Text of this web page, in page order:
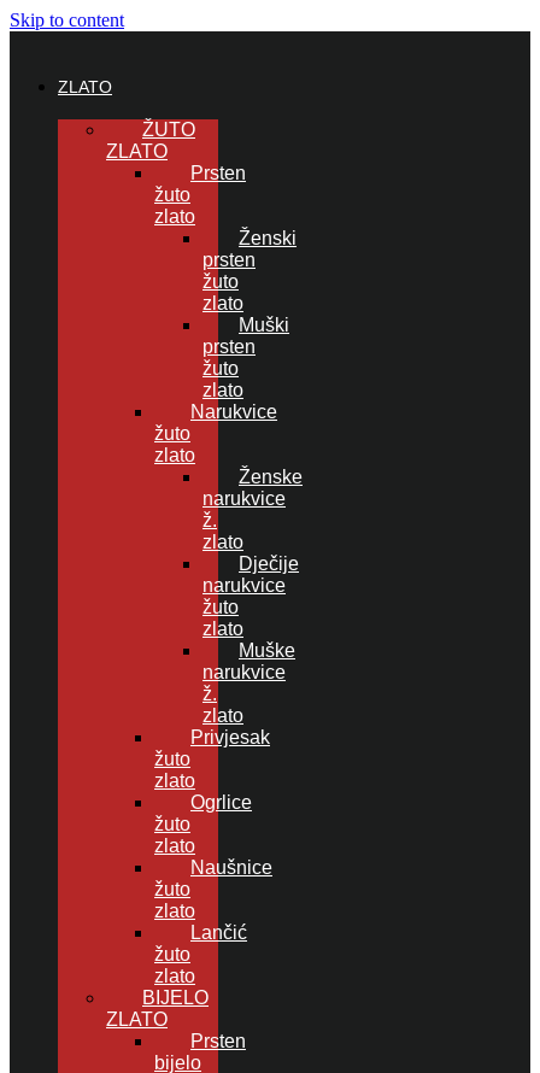
Skip to content
ZLATO
ŽUTO
ZLATO
Prsten
žuto
zlato
Ženski
prsten
žuto
zlato
Muški
prsten
žuto
zlato
Narukvice
žuto
zlato
Ženske
narukvice
ž.
zlato
Dječije
narukvice
žuto
zlato
Muške
narukvice
ž.
zlato
Privjesak
žuto
zlato
Ogrlice
žuto
zlato
Naušnice
žuto
zlato
Lančić
žuto
zlato
BIJELO
ZLATO
Prsten
bijelo